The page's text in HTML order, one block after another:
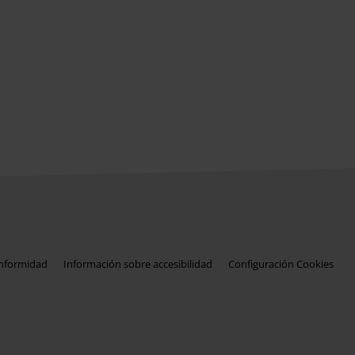
Información sobre accesibilidad Configuración Cookies